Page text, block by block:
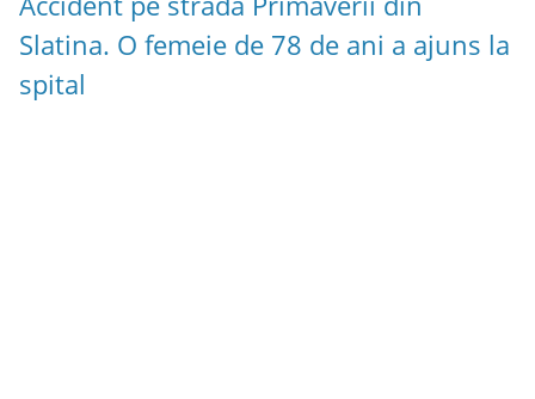
Slatina. O femeie de 78 de ani a ajuns la
spital